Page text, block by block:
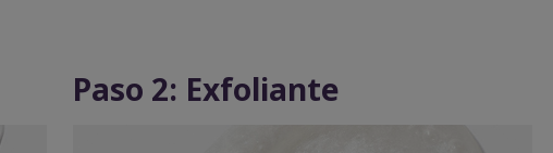
Paso 2: Exfoliante